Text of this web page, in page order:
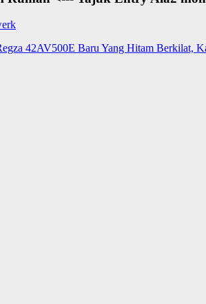
42AV500E Baru Yang Hitam Berkilat,